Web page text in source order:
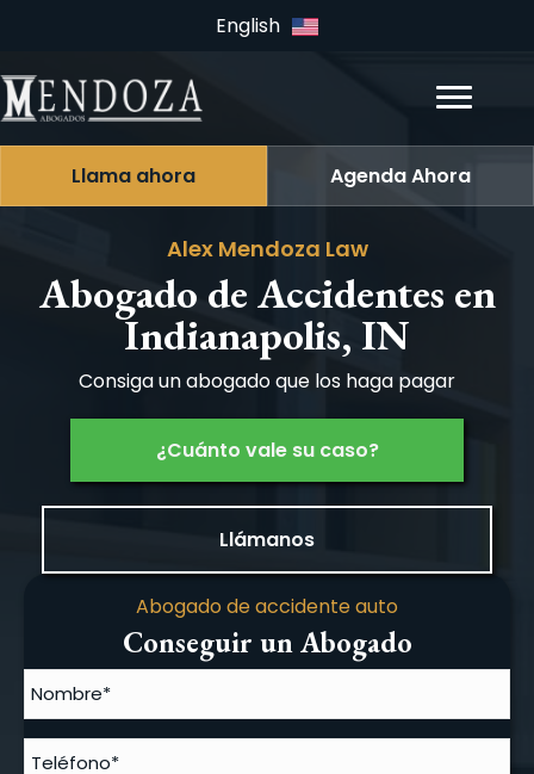
English
Llama ahora Agenda Ahora
Alex Mendoza Law
Abogado de Accidentes en
Indianapolis, IN
Consiga un abogado que los haga pagar
¿Cuánto vale su caso?
Llámanos
Abogado de accidente auto
Conseguir un Abogado